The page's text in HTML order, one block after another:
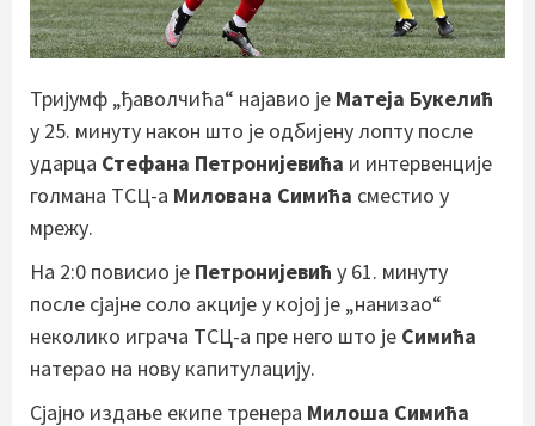
Тријумф „ђаволчића“ најавио је Матеја Букелић
у 25. минуту након што је одбијену лопту после
ударца Стефана Петронијевића и интервенције
голмана ТСЦ-а Милована Симића сместио у
мрежу.
На 2:0 повисио је Петронијевић у 61. минуту
после сјајне соло акције у којој је „нанизао“
неколико играча ТСЦ-а пре него што је Симића
натерао на нову капитулацију.
Сјајно издање екипе тренера Милоша Симића